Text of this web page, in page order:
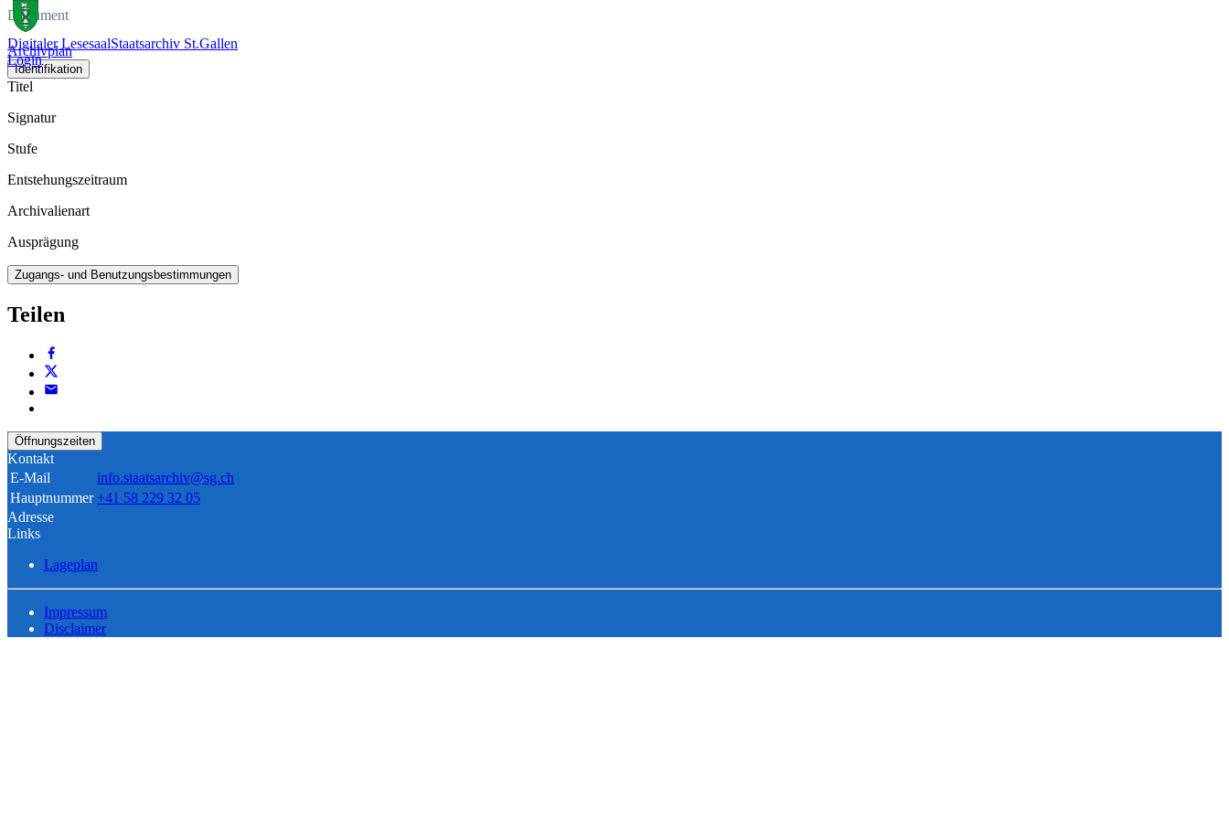
Digitaler LesesaalStaatsarchiv St.Gallen
Login
Dokument
Archivplan
Identifikation
Titel
Signatur
Stufe
Entstehungszeitraum
Archivalienart
Ausprägung
Zugangs- und Benutzungsbestimmungen
Teilen
Öffnungszeiten
Kontakt
E-Mail
info.staatsarchiv@sg.ch
Hauptnummer +41 58 229 32 05
Adresse
Links
Lageplan
Impressum
Disclaimer